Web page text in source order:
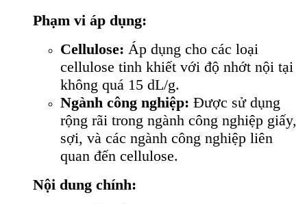
Phạm vi áp dụng:
Cellulose: Áp dụng cho các loại
cellulose tinh khiết với độ nhớt nội tại
không quá 15 dL/g.
Ngành công nghiệp: Được sử dụng
rộng rãi trong ngành công nghiệp giấy,
sợi, và các ngành công nghiệp liên
quan đến cellulose.
Nội dung chính: